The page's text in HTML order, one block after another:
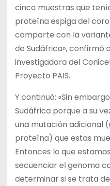
cinco muestras que
proteína espiga del
comparte con la
de Sudáfrica», confirmó
investigadora del
Proyecto PAIS.
Y continuó: «Sin
Sudáfrica porque a su
una mutación adicional
proteína) que estas
Entonces lo que
secuenciar el genoma
determinar si se trata